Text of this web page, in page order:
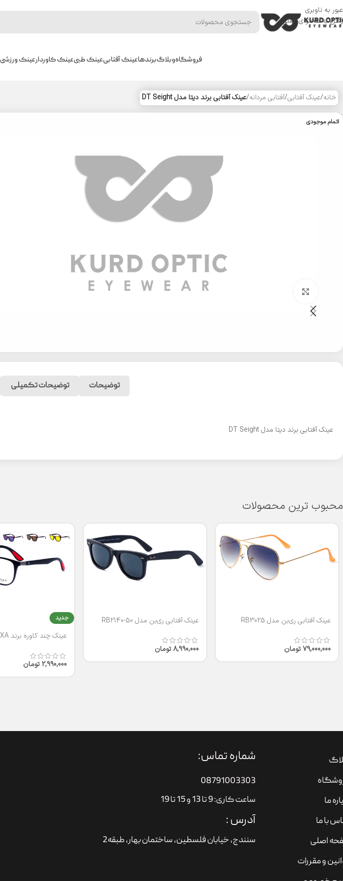
عبور به ناوبری
رفتن به محتوای اصلی
فروشگاهوبلاگبرندهاعینک آفتابیعینک طبیعینک کاوردارعینک ورزشی
خانه/عینک آفتابی/آفتابی مردانه/عینک آفتابی برند دیتا مدل DT Seight
اتمام موجودی
توضیحات توضیحات تکمیلی
عینک آفتابی برند دیتا مدل DT Seight
محبوب ترین محصولات
عینک آفتابی ری‌بن مدل RB3025
79,000,000تومان
عینک آفتابی ری‌بن مدل RB2140-50
8,990,000 تومان
جدید
2,990,000 تومان
ما
با ما
اصلی
و مقررات
شماره تماس:
08791003303
ساعت کاری: 9 تا 13 و 15 تا 19
آدرس :
سنندج، خیابان فلسطین،‌ ساختمان بهار، طبقه2